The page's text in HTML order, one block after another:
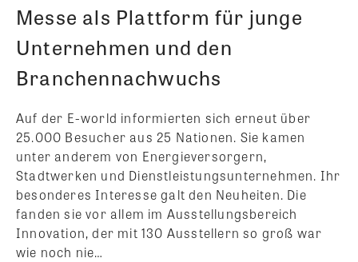
Messe als Plattform für junge
Unternehmen und den
Branchennachwuchs
Auf der E-world informierten sich erneut über
25.000 Besucher aus 25 Nationen. Sie kamen
unter anderem von Energieversorgern,
Stadtwerken und Dienstleistungsunternehmen. Ihr
besonderes Interesse galt den Neuheiten. Die
fanden sie vor allem im Ausstellungsbereich
Innovation, der mit 130 Ausstellern so groß war
wie noch nie…